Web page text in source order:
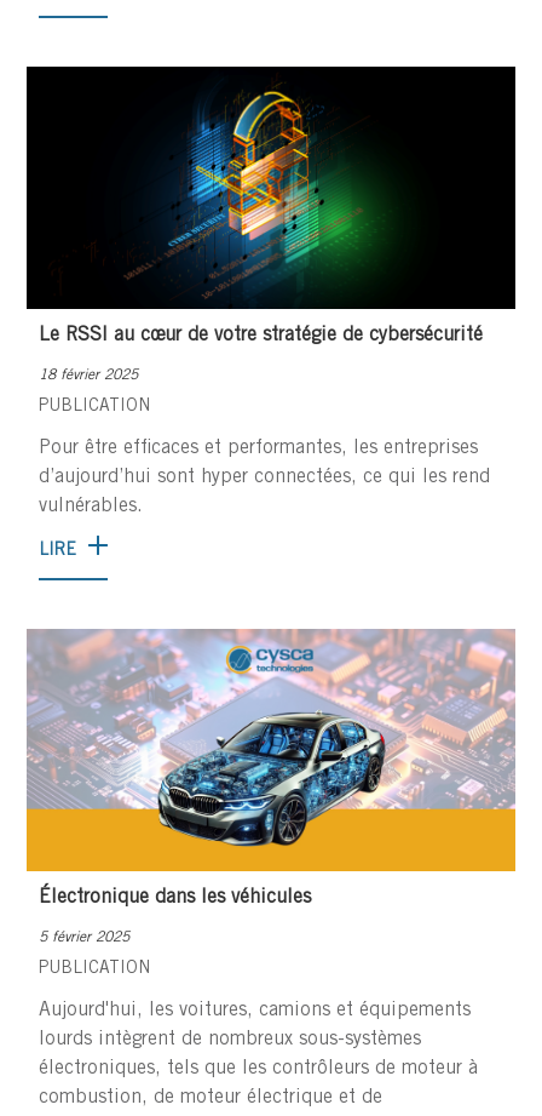
Le RSSI au cœur de votre stratégie de cybersécurité
18 février 2025
PUBLICATION
Pour être efficaces et performantes, les entreprises
d’aujourd’hui sont hyper connectées, ce qui les rend
vulnérables.
LIRE
Électronique dans les véhicules
5 février 2025
PUBLICATION
Aujourd'hui, les voitures, camions et équipements
lourds intègrent de nombreux sous-systèmes
électroniques, tels que les contrôleurs de moteur à
combustion, de moteur électrique et de